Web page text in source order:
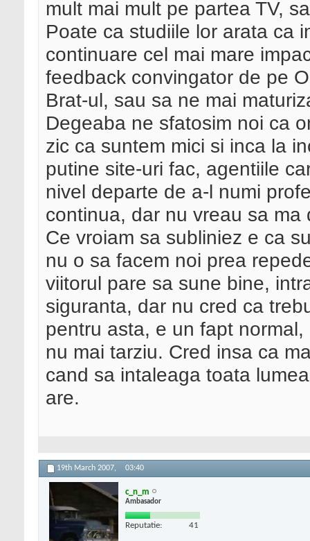
mult mai mult pe partea TV,
Poate ca studiile lor arata ca
continuare cel mai mare
feedback convingator de pe
Brat-ul, sau sa ne mai
Degeaba ne sfatosim noi ca
zic ca suntem mici si inca la
putine site-uri fac, agentiile
nivel departe de a-l numi
continua, dar nu vreau sa
Ce vroiam sa subliniez e ca
nu o sa facem noi prea
viitorul pare sa sune bine,
siguranta, dar nu cred ca
pentru asta, e un fapt
nu mai tarziu. Cred insa ca
cand sa intaleaga toata
are.
19th March 2007, 03:40
c_n_m
Ambasador
Reputatie: 41